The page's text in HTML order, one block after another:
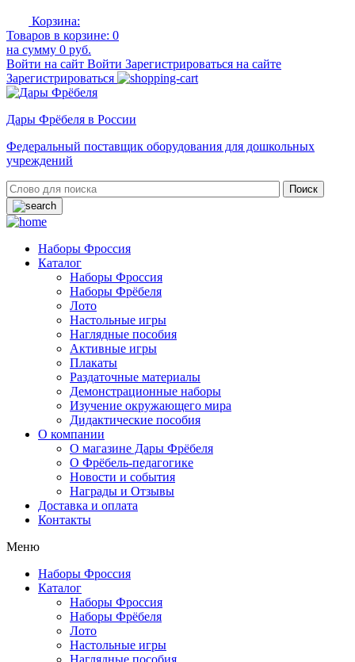
Корзина:
Товаров в корзине: 0
на сумму 0 руб.
Войти на сайт Войти Зарегистрироваться на сайте
Зарегистрироваться
Дары Фрёбеля в России
Федеральный поставщик оборудования для дошкольных
учреждений
Наборы Фроссия
Каталог
Наборы Фроссия
Наборы Фрёбеля
Лото
Настольные игры
Наглядные пособия
Активные игры
Плакаты
Раздаточные материалы
Демонстрационные наборы
Изучение окружающего мира
Дидактические пособия
О компании
О магазине Дары Фрёбеля
О Фрёбель-педагогике
Новости и события
Награды и Отзывы
Доставка и оплата
Контакты
Меню
Наборы Фроссия
Каталог
Наборы Фроссия
Наборы Фрёбеля
Лото
Настольные игры
Наглядные пособия